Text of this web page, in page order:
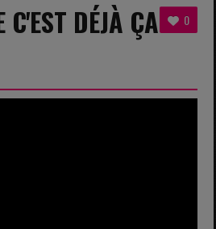
0
C'EST DÉJÀ ÇA
" C'EST UNE BONNE NOUVELLE